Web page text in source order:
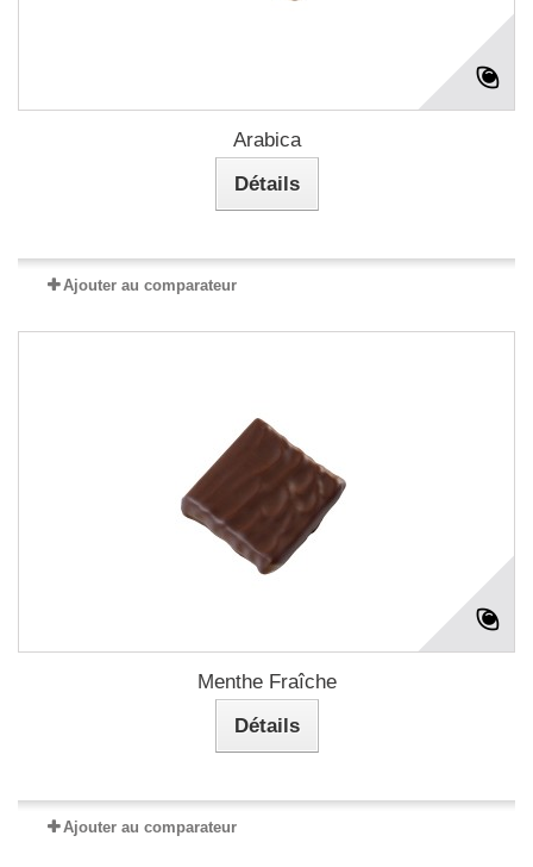
Arabica
Détails
Ajouter au comparateur
Menthe Fraîche
Détails
Ajouter au comparateur